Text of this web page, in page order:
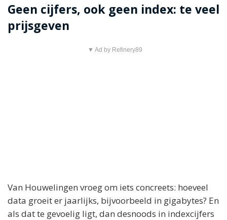
Geen cijfers, ook geen index: te veel
prijsgeven
▼ Ad by Refinery89
Van Houwelingen vroeg om iets concreets: hoeveel
data groeit er jaarlijks, bijvoorbeeld in gigabytes? En
als dat te gevoelig ligt, dan desnoods in indexcijfers